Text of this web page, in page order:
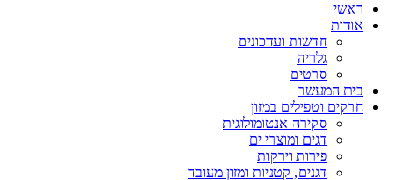
ראשי
אודות
חדשות ועדכונים
גלריה
סרטים
בית המעשר
חרקים וטפילים במזון
סקירה אנטומולוגית
דגים ומוצרי ים
פירות וירקות
דגנים, קטניות ומזון מעובד